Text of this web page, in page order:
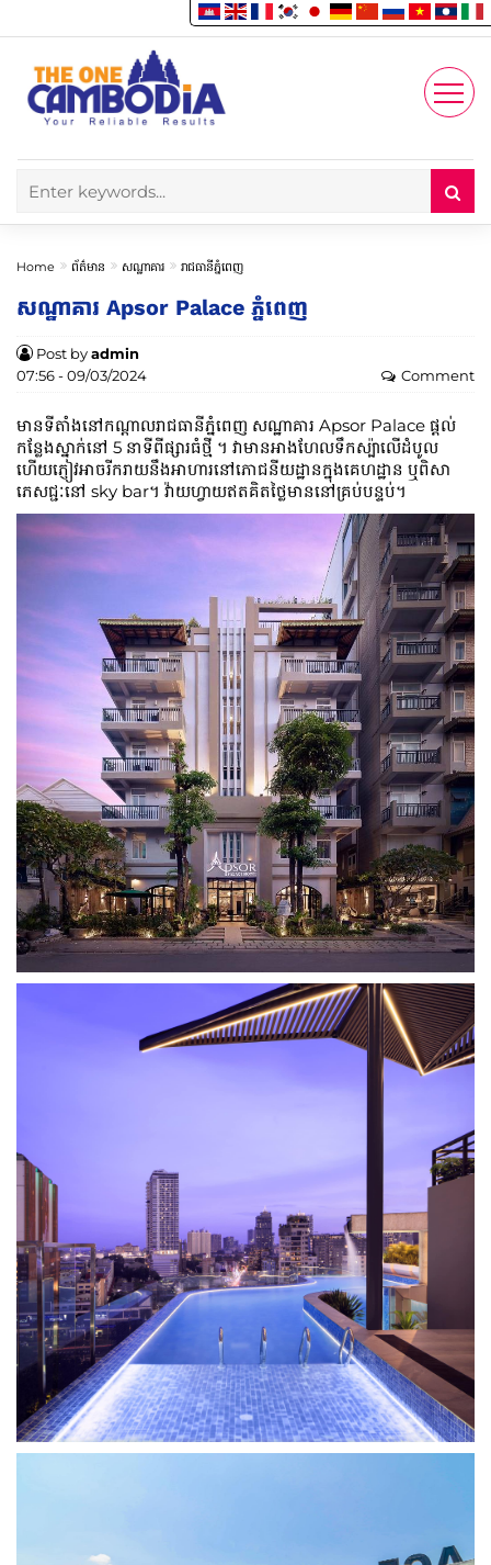
Account
Enjoy
Home ព័ត៌មាន សណ្ឋាគារ រាជធានីភ្នំពេញ
សណ្ឋាគារ Apsor Palace ភ្នំពេញ
Post byadmin
07:56 - 09/03/2024
Comment
មានទីតាំងនៅកណ្តាលរាជធានីភ្នំពេញ សណ្ឋាគារ Apsor Palace ផ្តល់
កន្លែងស្នាក់នៅ 5 នាទីពីផ្សារធំថ្មី ។ វាមានអាងហែលទឹកស្ប៉ាលើដំបូល
ហើយភ្ញៀវអាចរីករាយនឹងអាហារនៅភោជនីយដ្ឋានក្នុងគេហដ្ឋាន ឬពិសា
ភេសជ្ជៈនៅ sky bar។ វ៉ាយហ្វាយឥតគិតថ្លៃមាននៅគ្រប់បន្ទប់។